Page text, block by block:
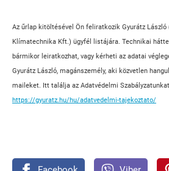
Az űrlap kitöltésével Ön feliratkozik Gyurátz László
Klímatechnika Kft.) ügyfél listájára. Technikai
bármikor leiratkozhat, vagy kérheti az adatai
Gyurátz László, magánszemély, aki közvetlen
maileket. Itt találja az Adatvédelmi
https://gyuratz.hu/hu/adatvedelmi-tajekoztato/